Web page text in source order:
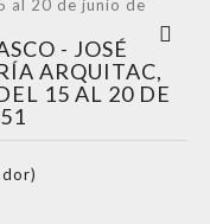
- JOSÉ
ARQUITAC,
15 AL 20 DE